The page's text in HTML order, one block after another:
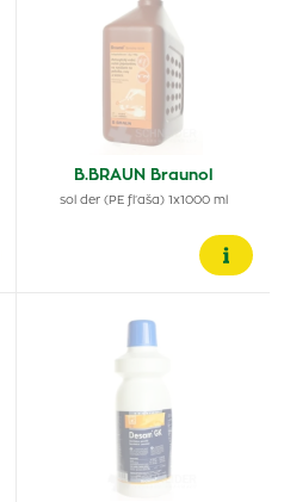
B.BRAUN Braunol
sol der (PE fľaša) 1x1000 ml